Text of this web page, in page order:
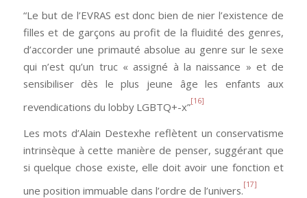
“Le but de l’EVRAS est donc bien de nier l’existence de
filles et de garçons au profit de la fluidité des genres,
d’accorder une primauté absolue au genre sur le sexe
qui n’est qu’un truc « assigné à la naissance » et de
sensibiliser dès le plus jeune âge les enfants aux
revendications du lobby LGBTQ+-x”[16]
Les mots d’Alain Destexhe reflètent un conservatisme
intrinsèque à cette manière de penser, suggérant que
si quelque chose existe, elle doit avoir une fonction et
une position immuable dans l’ordre de l’univers.[17]